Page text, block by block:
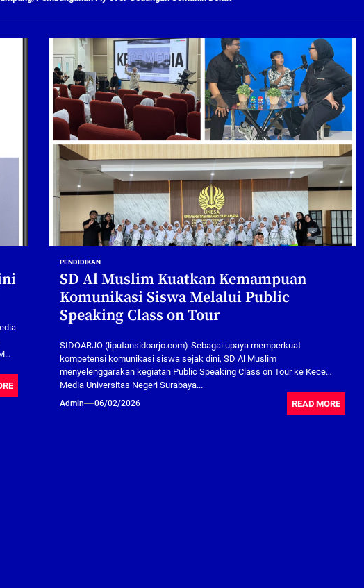
Pembangunan Fly Over Gedangan Semakin Dekat
Masif Jalankan Program Rehab RTLH
Pembangunan Fly over Gedangan Semakin Dekat
cari solusi masalah warga Seketi dan Urangagung
Yang Profesional Dan Kapabel, Komisi B Dua Kali Panggil Pansel Dan Minta Ada Pakta
PENDIDIKAN
SD Al Muslim Kuatkan Kemampuan
Komunikasi Siswa Melalui Public
Speaking Class on Tour
SIDOARJO (liputansidoarjo.com)-Sebagai upaya memperkuat
kompetensi komunikasi siswa sejak dini, SD Al Muslim
menyelenggarakan kegiatan Public Speaking Class on Tour ke Kece
Media Universitas Negeri Surabaya...
Admin 06/02/2026 READ MORE